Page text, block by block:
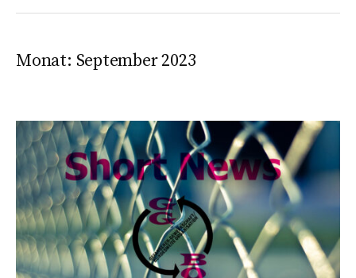
Monat: September 2023